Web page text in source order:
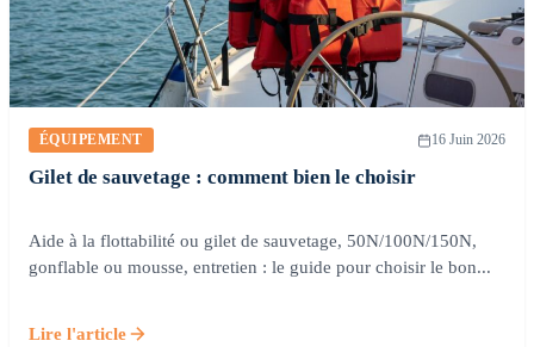
ÉQUIPEMENT 16 Juin 2026
Gilet de sauvetage : comment bien le choisir
Aide à la flottabilité ou gilet de sauvetage, 50N/100N/150N,
gonflable ou mousse, entretien : le guide pour choisir le bon...
Lire l'article